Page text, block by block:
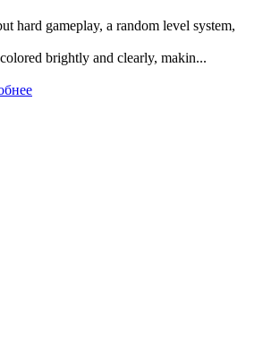
hard gameplay, a random level system,
brightly and clearly, makin...